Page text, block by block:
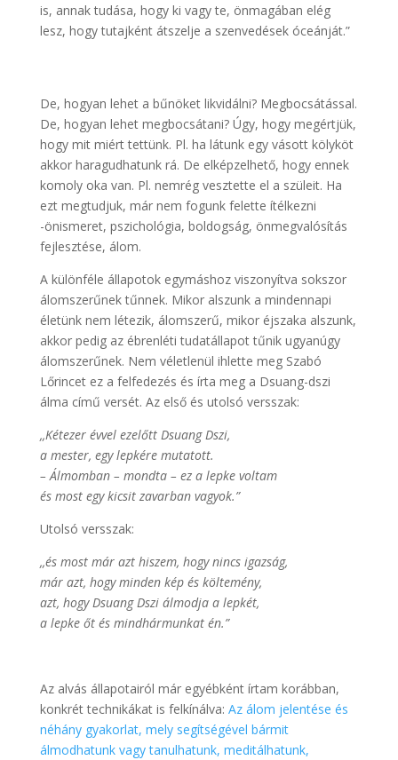
is, annak tudása, hogy ki vagy te, önmagában elég
lesz, hogy tutajként átszelje a szenvedések óceánját.”
De, hogyan lehet a bűnöket likvidálni? Megbocsátással.
De, hogyan lehet megbocsátani? Úgy, hogy megértjük,
hogy mit miért tettünk. Pl. ha látunk egy vásott kölyköt
akkor haragudhatunk rá. De elképzelhető, hogy ennek
komoly oka van. Pl. nemrég vesztette el a szüleit. Ha
ezt megtudjuk, már nem fogunk felette ítélkezni
-önismeret, pszichológia, boldogság, önmegvalósítás
fejlesztése, álom.
A különféle állapotok egymáshoz viszonyítva sokszor
álomszerűnek tűnnek. Mikor alszunk a mindennapi
életünk nem létezik, álomszerű, mikor éjszaka alszunk,
akkor pedig az ébrenléti tudatállapot tűnik ugyanúgy
álomszerűnek. Nem véletlenül ihlette meg Szabó
Lőrincet ez a felfedezés és írta meg a Dsuang-dszi
álma című versét. Az első és utolsó versszak:
,,Kétezer évvel ezelőtt Dsuang Dszi,
a mester, egy lepkére mutatott.
– Álmomban – mondta – ez a lepke voltam
és most egy kicsit zavarban vagyok.”
Utolsó versszak:
,,és most már azt hiszem, hogy nincs igazság,
már azt, hogy minden kép és költemény,
azt, hogy Dsuang Dszi álmodja a lepkét,
a lepke őt és mindhármunkat én.”
Az alvás állapotairól már egyébként írtam korábban,
konkrét technikákat is felkínálva: Az álom jelentése és
néhány gyakorlat, mely segítségével bármit
álmodhatunk vagy tanulhatunk, meditálhatunk,